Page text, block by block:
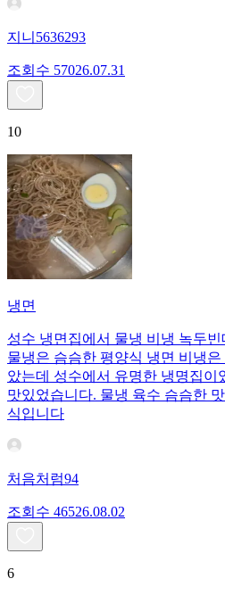
지니5636293
조회수 57026.07.31
10
냉면
성수 냉면집에서 물냉 비냉 녹두
물냉은 슴슴한 평양식 냉면 비냉
았는데 성수에서 유명한 냉명집이
맛있었습니다. 물냉 육수 슴슴한
식입니다
처음처럼94
조회수 46526.08.02
6